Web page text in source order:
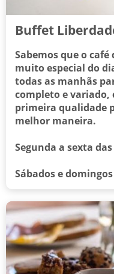
Buffet
Sabemos que o
muito especial do
todas as manhãs
completo e variado,
primeira qualidade
melhor maneira.
Segunda a sexta
Sábados e